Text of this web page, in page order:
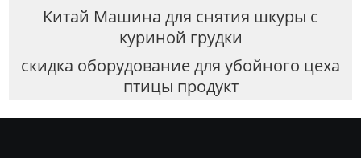
Китай Машина для снятия шкуры с
куриной грудки
скидка оборудование для убойного цеха
птицы продукт